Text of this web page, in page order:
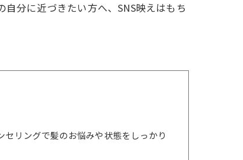
分に近づきたい方へ、SNS映えはもち
リングで髪のお悩みや状態をしっかり